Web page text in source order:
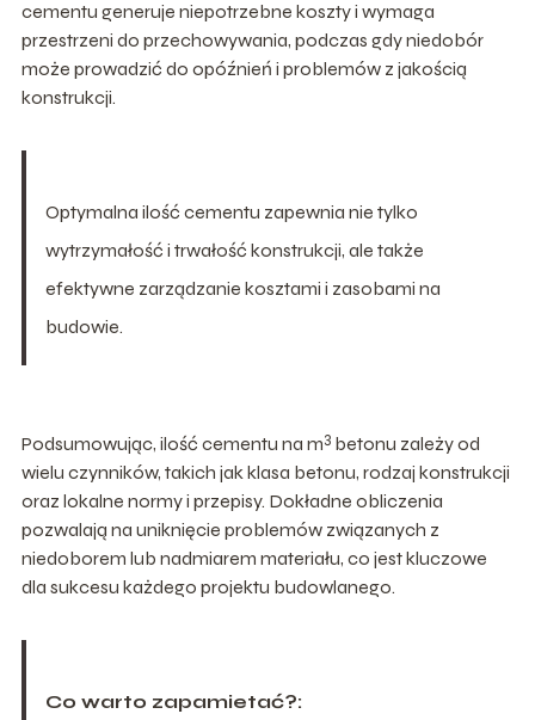
cementu generuje niepotrzebne koszty i wymaga
przestrzeni do przechowywania, podczas gdy niedobór
może prowadzić do opóźnień i problemów z jakością
konstrukcji.
Optymalna ilość cementu zapewnia nie tylko
wytrzymałość i trwałość konstrukcji, ale także
efektywne zarządzanie kosztami i zasobami na
budowie.
Podsumowując, ilość cementu na m3betonu zależy od
wielu czynników, takich jak klasa betonu, rodzaj konstrukcji
oraz lokalne normy i przepisy. Dokładne obliczenia
pozwalają na uniknięcie problemów związanych z
niedoborem lub nadmiarem materiału, co jest kluczowe
dla sukcesu każdego projektu budowlanego.
Co warto zapamietać?: